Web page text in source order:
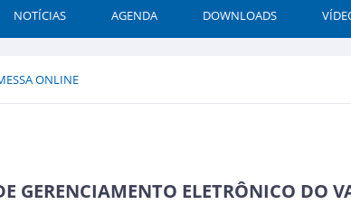
NOTÍCIAS AGENDA DOWNLOADS
ONLINE
GERENCIAMENTO ELETRÔNICO DO